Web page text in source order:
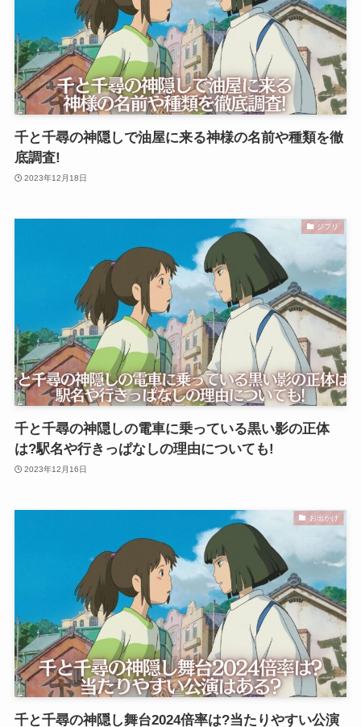
千と千尋の神隠しで油屋に来る神様の名前や種類を徹
底調査!
2023年12月18日
ジブリ
千と千尋の神隠しの電車に乗っている黒い影の正体
は?駅名や行きっぱなしの理由についても!
2023年12月16日
お出かけ
千と千尋の神隠し舞台2024倍率は?当たりやすい公演